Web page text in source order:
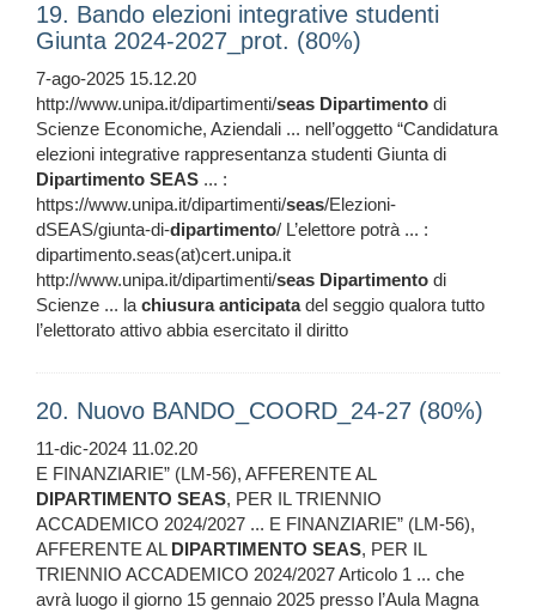
19. Bando elezioni integrative studenti
Giunta 2024-2027_prot. (80%)
7-ago-2025 15.12.20
http://www.unipa.it/dipartimenti/seas Dipartimento di
Scienze Economiche, Aziendali ... nell’oggetto “Candidatura
elezioni integrative rappresentanza studenti Giunta di
Dipartimento SEAS ... :
https://www.unipa.it/dipartimenti/seas/Elezioni-
dSEAS/giunta-di-dipartimento/ L’elettore potrà ... :
dipartimento.seas(at)cert.unipa.it
http://www.unipa.it/dipartimenti/seas Dipartimento di
Scienze ... lachiusura anticipatadel seggio qualora tutto
l’elettorato attivo abbia esercitato il diritto
20. Nuovo BANDO_COORD_24-27 (80%)
11-dic-2024 11.02.20
E FINANZIARIE” (LM-56), AFFERENTE AL
DIPARTIMENTO SEAS, PER IL TRIENNIO
ACCADEMICO 2024/2027 ... E FINANZIARIE” (LM-56),
AFFERENTE AL DIPARTIMENTO SEAS, PER IL
TRIENNIO ACCADEMICO 2024/2027 Articolo 1 ... che
avrà luogo il giorno 15 gennaio 2025 presso l’Aula Magna